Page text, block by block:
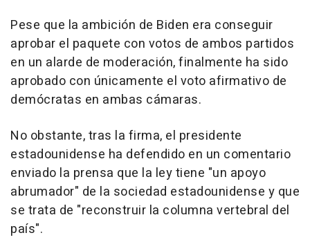
Pese que la ambición de Biden era conseguir
aprobar el paquete con votos de ambos partidos
en un alarde de moderación, finalmente ha sido
aprobado con únicamente el voto afirmativo de
demócratas en ambas cámaras.
No obstante, tras la firma, el presidente
estadounidense ha defendido en un comentario
enviado la prensa que la ley tiene "un apoyo
abrumador" de la sociedad estadounidense y que
se trata de "reconstruir la columna vertebral del
país".